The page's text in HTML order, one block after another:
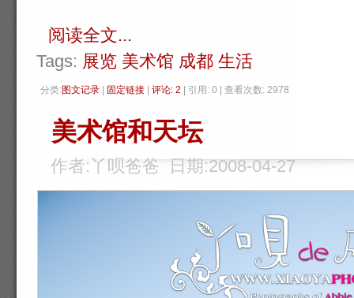
阅读全文...
Tags: 展览 美术馆 成都 生活
分类:图文记录 固定链接 评论: 2 | 引用: 0 | 查看次数: 2978
美术馆和天坛
作者:丫呗爸爸 日期:2008-04-27